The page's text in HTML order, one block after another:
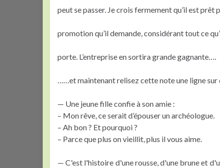
peut se passer. Je crois fermement qu’il est prêt
promotion qu’il demande, considérant tout ce
porte. L’entreprise en sortira grande gagnante….
……et maintenant relisez cette note une ligne sur
— Une jeune fille confie à son amie :
– Mon rêve, ce serait d’épouser un archéologue.
– Ah bon ? Et pourquoi ?
– Parce que plus on vieillit, plus il vous aime.
— C'est l'histoire d'une rousse, d'une brune et